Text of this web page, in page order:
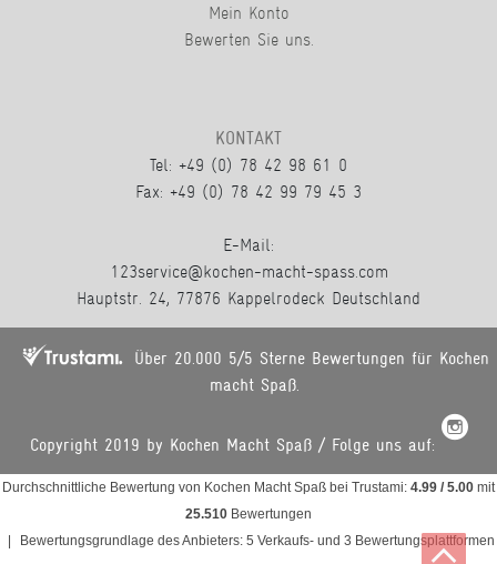
Mein Konto
Bewerten Sie uns.
KONTAKT
Tel: +49 (0) 78 42 98 61 0
Fax: +49 (0) 78 42 99 79 45 3
E-Mail:
123service@kochen-macht-spass.com
Hauptstr. 24, 77876 Kappelrodeck Deutschland
Über 20.000 5/5 Sterne Bewertungen für Kochen
macht Spaß.
Copyright 2019 by Kochen Macht Spaß / Folge uns auf:
Durchschnittliche Bewertung von Kochen Macht Spaß bei Trustami: 4.99 / 5.00 mit
25.510 Bewertungen
Bewertungsgrundlage des Anbieters: 5 Verkaufs- und 3 Bewertungsplattformen